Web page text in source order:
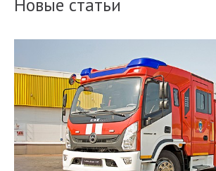
Новые статьи